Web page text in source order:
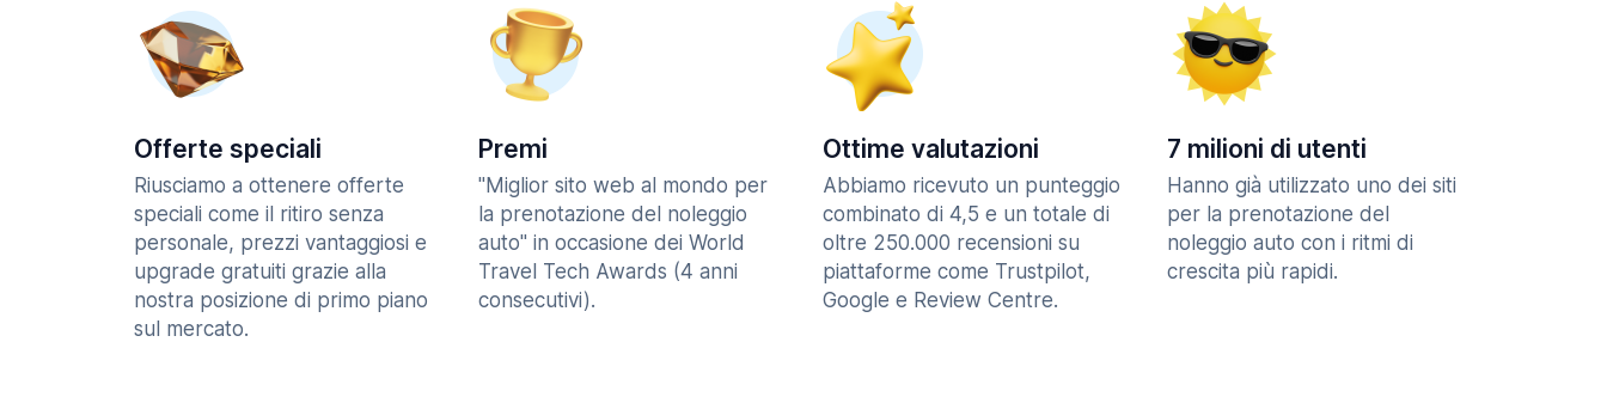
Offerte speciali
Riusciamo a ottenere offerte
speciali come il ritiro senza
personale, prezzi vantaggiosi e
upgrade gratuiti grazie alla
nostra posizione di primo piano
sul mercato.
Premi
"Miglior sito web al mondo per
la prenotazione del noleggio
auto" in occasione dei World
Travel Tech Awards (4 anni
consecutivi).
Ottime valutazioni
Abbiamo ricevuto un punteggio
combinato di 4,5 e un totale di
oltre 250.000 recensioni su
piattaforme come Trustpilot,
Google e Review Centre.
7 milioni di utenti
Hanno già utilizzato uno dei siti
per la prenotazione del
noleggio auto con i ritmi di
crescita più rapidi.